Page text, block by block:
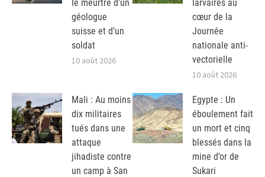
le meurtre d’un
géologue
suisse et d’un
soldat
10 août 2026
larvaires au
cœur de la
Journée
nationale anti-
vectorielle
10 août 2026
Mali : Au moins
dix militaires
tués dans une
attaque
jihadiste contre
un camp à San
Egypte : Un
éboulement fait
un mort et cinq
blessés dans la
mine d’or de
Sukari